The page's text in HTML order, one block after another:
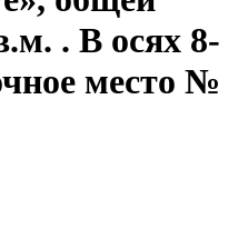
. В осях 8-
место №